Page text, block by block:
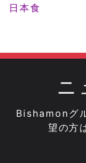
日本食
ニ
Bishamonグ
望の方